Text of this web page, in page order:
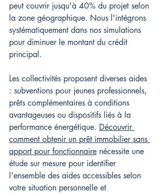
peut couvrir jusqu'à 40% du projet selon
la zone géographique. Nous l'intégrons
systématiquement dans nos simulations
pour diminuer le montant du crédit
principal.
Les collectivités proposent diverses aides
: subventions pour jeunes professionnels,
prêts complémentaires à conditions
avantageuses ou dispositifs liés à la
performance énergétique. Découvrir
comment obtenir un prêt immobilier sans
apport pour fonctionnaire nécessite une
étude sur mesure pour identifier
l'ensemble des aides accessibles selon
votre situation personnelle et